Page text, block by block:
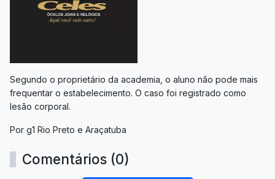
Segundo o proprietário da academia, o aluno não pode mais
frequentar o estabelecimento. O caso foi registrado como
lesão corporal.
Por g1 Rio Preto e Araçatuba
Comentários (0)